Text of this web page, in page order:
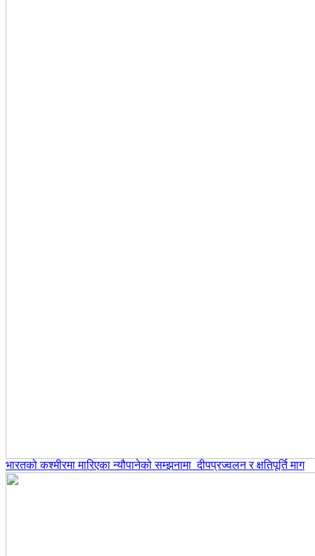
भारतको कश्मीरमा मारिएका न्यौपानेको सम्झनामा दीपप्रज्वलन र क्षतिपूर्ति माग